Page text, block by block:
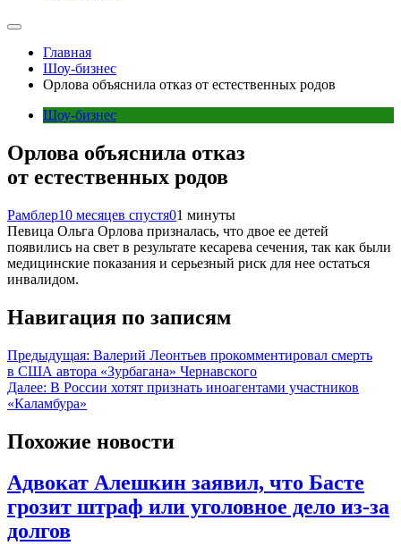
Главная
Шоу-бизнес
Орлова объяснила отказ от естественных родов
Шоу-бизнес
Орлова объяснила отказ
от естественных родов
Рамблер10 месяцев спустя01 минуты
Певица Ольга Орлова призналась, что двое ее детей
появились на свет в результате кесарева сечения, так как были
медицинские показания и серьезный риск для нее остаться
инвалидом.
Навигация по записям
Предыдущая: Валерий Леонтьев прокомментировал смерть
в США автора «Зурбагана» Чернавского
Далее: В России хотят признать иноагентами участников
«Каламбура»
Похожие новости
Адвокат Алешкин заявил, что Басте
грозит штраф или уголовное дело из-за
долгов